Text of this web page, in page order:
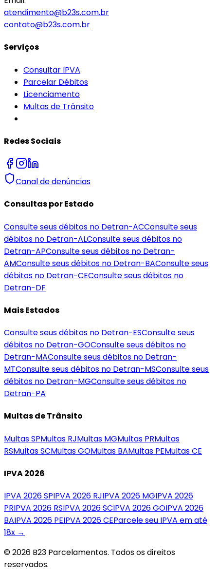
atendimento@b23s.com.br
contato@b23s.com.br
Serviços
Consultar IPVA
Parcelar Débitos
Licenciamento
Multas de Trânsito
Redes Sociais
Canal de denúncias
Consultas por Estado
Consulte seus débitos no Detran-ACConsulte seus
débitos no Detran-ALConsulte seus débitos no
Detran-APConsulte seus débitos no Detran-
AMConsulte seus débitos no Detran-BAConsulte seus
débitos no Detran-CEConsulte seus débitos no
Detran-DF
Mais Estados
Consulte seus débitos no Detran-ESConsulte seus
débitos no Detran-GOConsulte seus débitos no
Detran-MAConsulte seus débitos no Detran-
MTConsulte seus débitos no Detran-MSConsulte seus
débitos no Detran-MGConsulte seus débitos no
Detran-PA
Multas de Trânsito
MultasSPMultas RJMultas MGMultas PRMultas
RSMultasSCMultasGOMultas BAMultas PEMultasCE
IPVA 2026
IPVA 2026SPIPVA 2026 RJIPVA 2026 MGIPVA 2026
PRIPVA 2026 RSIPVA 2026SCIPVA 2026GOIPVA 2026
BAIPVA 2026 PEIPVA 2026CEParcele seu IPVA em até
18x →
© 2026 B23 Parcelamentos. Todos os direitos
reservados.